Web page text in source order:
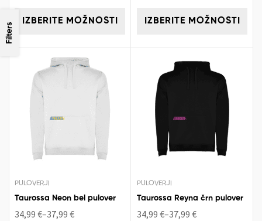
Filters
IZBERITE MOŽNOSTI IZBERITE MOŽNOSTI
PULOVERJI
Taurossa Neon bel pulover
34,99 €–37,99 €
PULOVERJI
Taurossa Reyna črn pulover
34,99 €–37,99 €